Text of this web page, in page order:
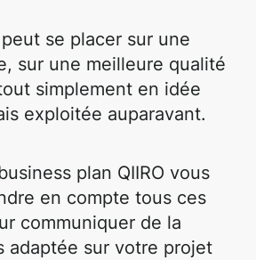
se placer sur une
sur une meilleure qualité
simplement en idée
exploitée auparavant.
plan QIIRO vous
en compte tous ces
communiquer de la
adaptée sur votre projet